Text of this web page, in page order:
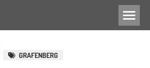
SPORT
GRAFENBERG